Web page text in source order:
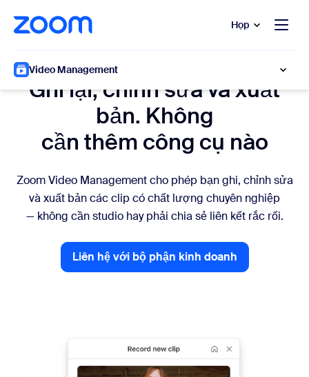
đến nội dung chính
trò chuyện trợ giúp Họp
Video Management
Ghi lại, chỉnh sửa và xuất
bản. Không
cần thêm công cụ nào
Zoom Video Management cho phép bạn ghi, chỉnh sửa
và xuất bản các clip có chất lượng chuyên nghiệp
— không cần studio hay phải chia sẻ liên kết rắc rối.
Liên hệ với bộ phận kinh doanh
Liên hệ với bộ phận kinh